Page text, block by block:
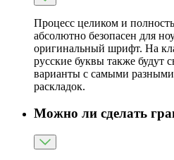
Процесс целиком и
абсолютно безопасен для
оригинальный шрифт. На
русские буквы также будут
варианты с самыми
раскладок.
Можно ли сделать